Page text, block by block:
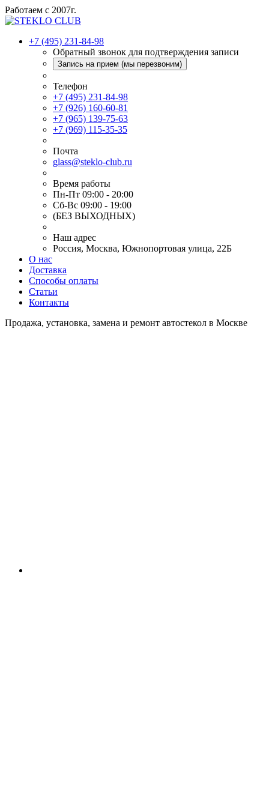
Работаем с 2007г.
+7 (495) 231-84-98
Обратный звонок для подтверждения записи
Запись на прием (мы перезвоним)
Телефон
+7 (495) 231-84-98
+7 (926) 160-60-81
+7 (965) 139-75-63
+7 (969) 115-35-35
Почта
glass@steklo-club.ru
Время работы
Пн-Пт 09:00 - 20:00
Сб-Вс 09:00 - 19:00
(БЕЗ ВЫХОДНЫХ)
Наш адрес
Россия, Москва, Южнопортовая улица, 22Б
О нас
Доставка
Способы оплаты
Статьи
Контакты
Продажа, установка, замена и ремонт автостекол в Москве